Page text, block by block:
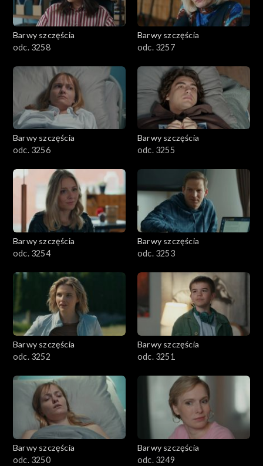
Barwy szczęścia
odc. 3258
Barwy szczęścia
odc. 3257
Barwy szczęścia
odc. 3256
Barwy szczęścia
odc. 3255
Barwy szczęścia
odc. 3254
Barwy szczęścia
odc. 3253
Barwy szczęścia
odc. 3252
Barwy szczęścia
odc. 3251
Barwy szczęścia
odc. 3250
Barwy szczęścia
odc. 3249